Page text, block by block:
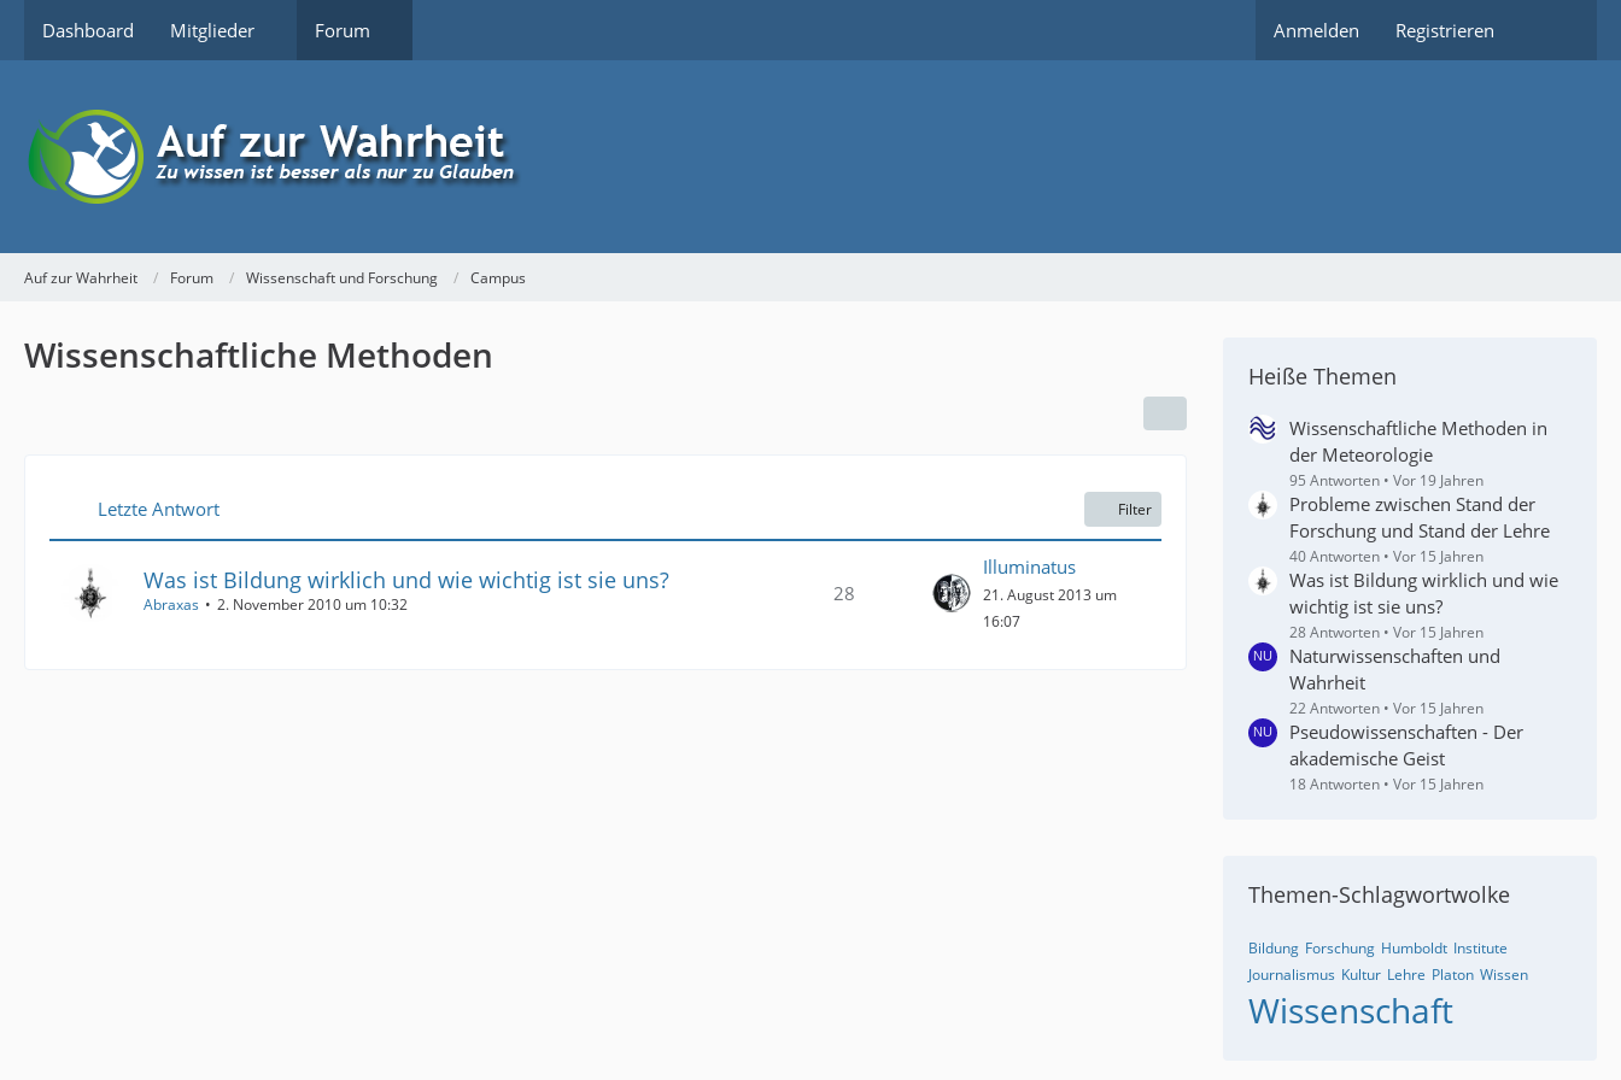
Dashboard Mitglieder Forum Anmelden Registrieren
Auf zur Wahrheit Forum Wissenschaft und Forschung Campus
Wissenschaftliche Methoden
Letzte Antwort Filter
Was ist Bildung wirklich und wie wichtig ist sie uns?
Abraxas 2. November 2010 um 10:32 28
Illuminatus
21. August 2013 um
16:07
Heiße Themen
Wissenschaftliche Methoden in
der Meteorologie
95 Antworten Vor 19 Jahren
Probleme zwischen Stand der
Forschung und Stand der Lehre
40 Antworten Vor 15 Jahren
Was ist Bildung wirklich und wie
wichtig ist sie uns?
28 Antworten Vor 15 Jahren
Naturwissenschaften und
Wahrheit
22 Antworten Vor 15 Jahren
Pseudowissenschaften - Der
akademische Geist
18 Antworten Vor 15 Jahren
Themen-Schlagwortwolke
Bildung Forschung Humboldt Institute
Journalismus Kultur Lehre Platon Wissen
Wissenschaft